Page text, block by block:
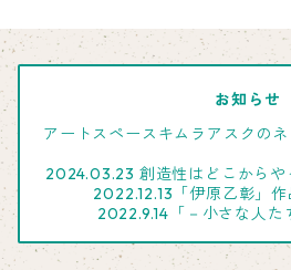
お知らせ
アートスペースキムラアスクのネ
2024.03.23 創造性はどこから
2022.12.13「伊原乙彰」
2022.9.14「－小さな人た